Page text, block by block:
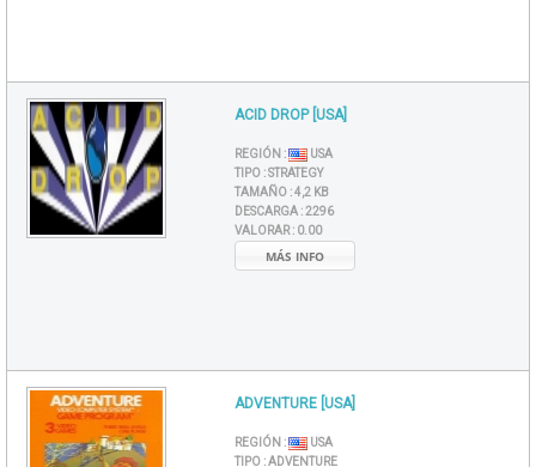
ACID DROP [USA]
REGIÓN :
USA
TIPO :STRATEGY
TAMAÑO :4,2 KB
DESCARGA :2296
VALORAR : 0.00
MÁS INFO
ADVENTURE [USA]
REGIÓN :
USA
TIPO :ADVENTURE